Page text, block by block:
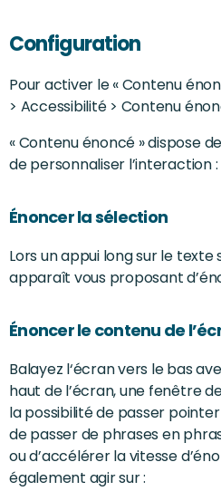
Configuration
Pour activer le « Contenu
> Accessibilité > Contenu
« Contenu énoncé » dispose
de personnaliser l’interaction :
Énoncer la sélection
Lors un appui long sur le
apparaît vous proposant
Énoncer le contenu de
Balayez l‘écran vers le bas
haut de l’écran, une fenêtre
la possibilité de passer
de passer de phrases en
ou d’accélérer la vitesse
également agir sur :